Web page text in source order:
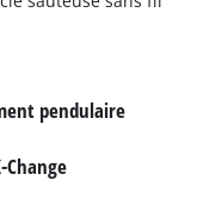
pendulaire
Change